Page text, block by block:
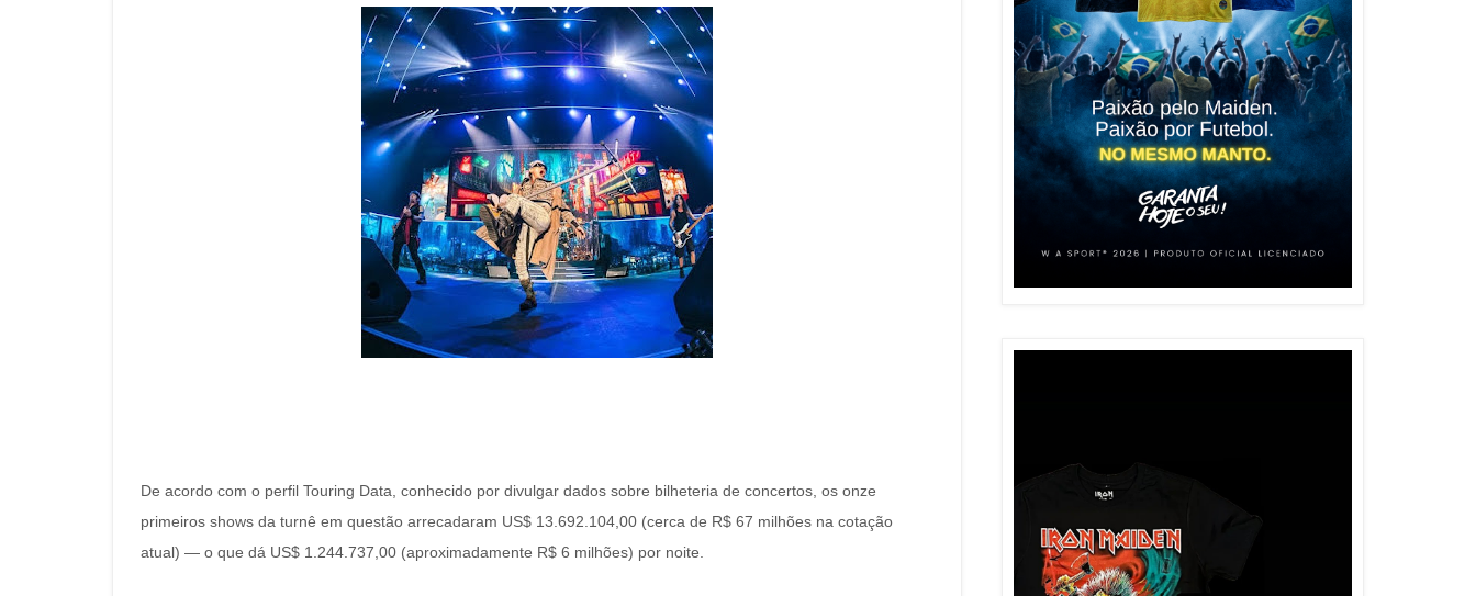
De acordo com o perfil Touring Data, conhecido por divulgar dados sobre bilheteria de concertos, os onze
primeiros shows da turnê em questão arrecadaram US$ 13.692.104,00 (cerca de R$ 67 milhões na cotação
atual) — o que dá US$ 1.244.737,00 (aproximadamente R$ 6 milhões) por noite.